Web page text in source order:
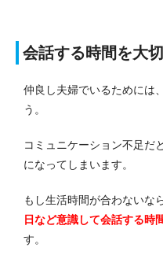
会話する時間を大
仲良し夫婦でいるためには
う。
コミュニケーション不足だ
になってしまいます。
もし生活時間が合わないなら
日など意識して会話する時
す。